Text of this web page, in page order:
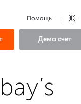
Помощь
Демо счет